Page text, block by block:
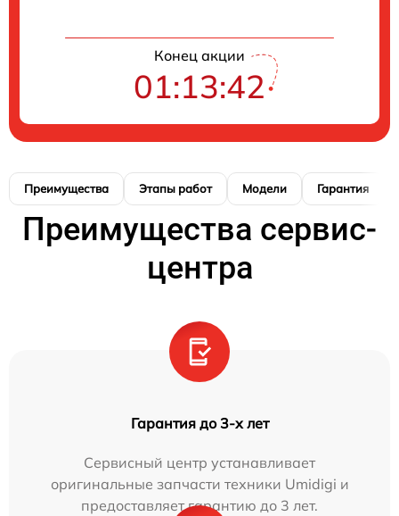
Конец акции
01:13:41
Преимущества Этапы работ Модели Гарантия
Преимущества сервис-
центра
Гарантия до 3-х лет
Сервисный центр устанавливает
оригинальные запчасти техники Umidigi и
предоставляет гарантию до 3 лет.